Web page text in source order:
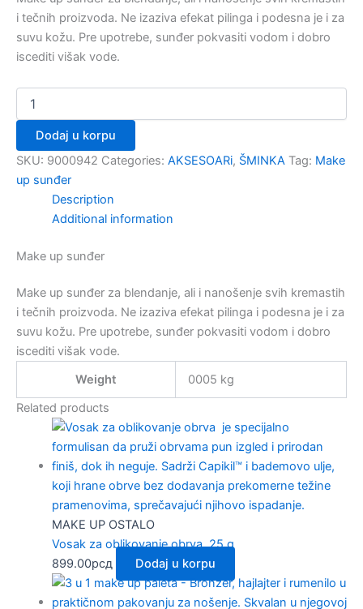
i tečnih proizvoda. Ne izaziva efekat pilinga i podesna je i za
suvu kožu. Pre upotrebe, sunđer pokvasiti vodom i dobro
iscediti višak vode.
Dodaj u korpu
SKU: 9000942 Categories: AKSESOARi, ŠMINKA Tag: Make
up sunđer
Description
Additional information
Make up sunđer
Make up sunđer za blendanje, ali i nanošenje svih kremastih
i tečnih proizvoda. Ne izaziva efekat pilinga i podesna je i za
suvu kožu. Pre upotrebe, sunđer pokvasiti vodom i dobro
iscediti višak vode.
Weight
0005 kg
Related products
MAKE UP OSTALO
Vosak za oblikovanje obrva, 25 g
899.00рсд Dodaj u korpu